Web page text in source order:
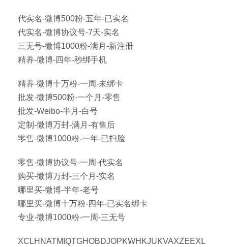
代实名-微博500粉-五年-已实名
代实名-微博协议号-7天-实名
三无号-微博1000粉-满月-新注册
精养-微博-四年-秒绑手机
精养-微博十万粉-一周-未绑卡
批发-微博500粉-一个月-零售
批发-Weibo-半月-白号
定制-微博万封-满月-有售后
零售-微博1000粉-一年-已扫脸
零售-微博协议号-一周-代实名
购买-微博万封-三个月-实名
哪里买-微博-半年-老号
哪里买-微博十万粉-四年-已实名绑卡
专业-微博1000粉-一周-三无号
XCLHNATMIQTGHOBDJOPKWHKJUKVAXZEEXL